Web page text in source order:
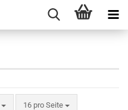
16 pro Seite
pro Seite